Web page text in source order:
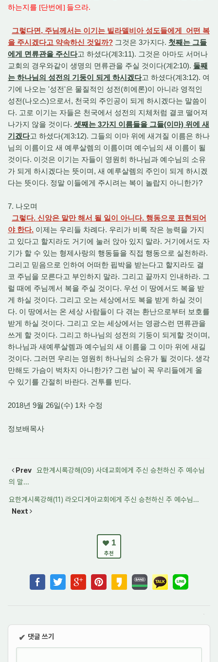
하는지를 [단번에] 들으라.
그렇다면, 주님께서는 이기는 빌라델비아 성도들에게 어떤 복
을 주시겠다고 약속하신 것일까? 그것은 3가지다. 첫째는 그들
에게 면류관을 주신다고 하셨다(계3:11). 그것은 아마도 서머나
교회의 경우와같이 생명의 면류관을 주실 것이다(계2:10). 둘째
는 하나님의 성전의 기둥이 되게 하시겠다고 하셨다(계3:12). 여
기에 나오는 '성전'은 물질적인 성전(히에론)이 아니라 영적인
성전(나오스)으로서, 천국의 주인공이 되게 하시겠다는 말씀이
다. 고로 이기는 자들은 천국에서 성전의 지체처럼 결코 떨어져
나가지 않을 것이다. 셋째는 3가지 이름들을 그들(이마) 위에 새
기겠다고 하셨다(계3:12). 그들의 이마 위에 새겨질 이름은 하나
님의 이름이요 새 예루살렘의 이름이며 예수님의 새 이름이 될
것이다. 이것은 이기는 자들이 영원히 하나님과 예수님의 소유
가 되게 하시겠다는 뜻이며, 새 예루살렘의 주인이 되게 하시겠
다는 뜻이다. 정말 이들에게 주시려는 복이 놀랍지 아니한가?
7. 나오며
그렇다. 신앙은 말만 해서 될 일이 아니다. 행동으로 표현되어
야 한다. 이제는 우리들 차례다. 우리가 비록 작은 능력을 가지
고 있다고 할지라도 거기에 눌러 앉아 있지 말라. 거기에서도 자
기가 할 수 있는 형제사랑의 행동들을 직접 행동으로 실천하라.
그리고 믿음으로 인하여 어떠한 핍박을 받는다고 할지라도 결
코 주님을 모른다고 부인하지 말라. 그리고 끝까지 인내하라. 그
럴 때에 주님께서 복을 주실 것이다. 우선 이 땅에서도 복을 받
게 하실 것이다. 그리고 오는 세상에서도 복을 받게 하실 것이
다. 이 땅에서는 온 세상 사람들이 다 겪는 환난으로부터 보호를
받게 하실 것이다. 그리고 오는 세상에서는 영광스런 면류관을
쓰게 할 것이다. 그리고 하나님의 성전의 기둥이 되게할 것이며,
하나님과 새예루살렘과 예수님의 새 이름을 그 이마 위에 새길
것이다. 그러면 우리는 영원히 하나님의 소유가 될 것이다. 생각
만해도 가슴이 벅차지 아니한가? 그런 날이 꼭 우리들에게 올
수 있기를 간절히 바란다. 건투를 빈다.
2018년 9월 26일(수) 1차 수정
정보배목사
Prev
요한계시록강해(09) 사데교회에게 주신 승천하신 주 예수님
의 말...
요한계시록강해(11) 라오디게아교회에게 주신 승천하신 주 예수님...
Next
1
추천
✔ 댓글 쓰기